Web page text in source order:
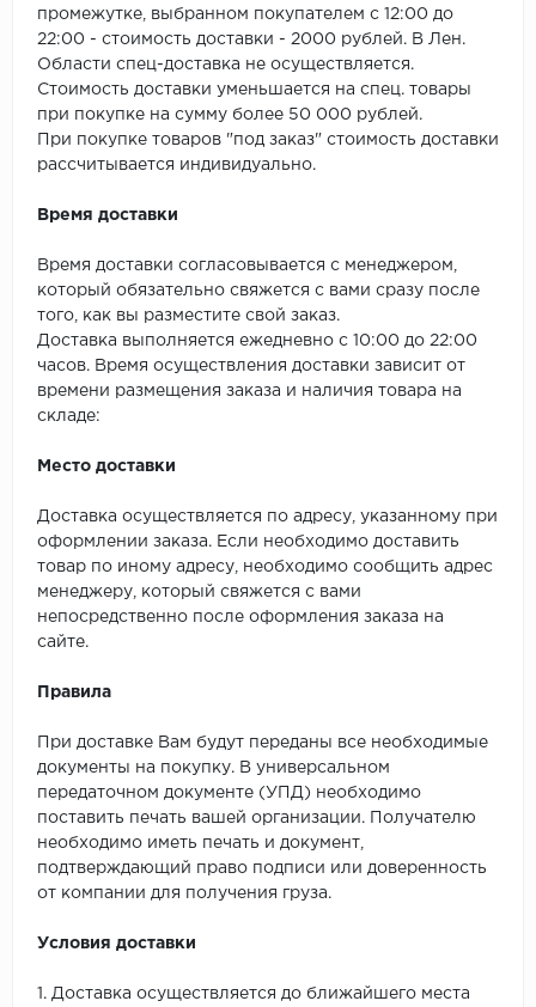
Tarkett
Tulesna
Vinilam
промежутке, выбранном покупателем с 12:00 до
22:00 - стоимость доставки - 2000 рублей. В Лен.
Области спец-доставка не осуществляется.
Стоимость доставки уменьшается на спец. товары
при покупке на сумму более 50 000 рублей.
При покупке товаров "под заказ" стоимость доставки
рассчитывается индивидуально.
Время доставки
Время доставки согласовывается с менеджером,
который обязательно свяжется с вами сразу после
того, как вы разместите свой заказ.
Доставка выполняется ежедневно с 10:00 до 22:00
часов. Время осуществления доставки зависит от
времени размещения заказа и наличия товара на
складе:
Место доставки
Доставка осуществляется по адресу, указанному при
оформлении заказа. Если необходимо доставить
товар по иному адресу, необходимо сообщить адрес
менеджеру, который свяжется с вами
непосредственно после оформления заказа на
сайте.
Правила
При доставке Вам будут переданы все необходимые
документы на покупку. В универсальном
передаточном документе (УПД) необходимо
поставить печать вашей организации. Получателю
необходимо иметь печать и документ,
подтверждающий право подписи или доверенность
от компании для получения груза.
Условия доставки
1. Доставка осуществляется до ближайшего места